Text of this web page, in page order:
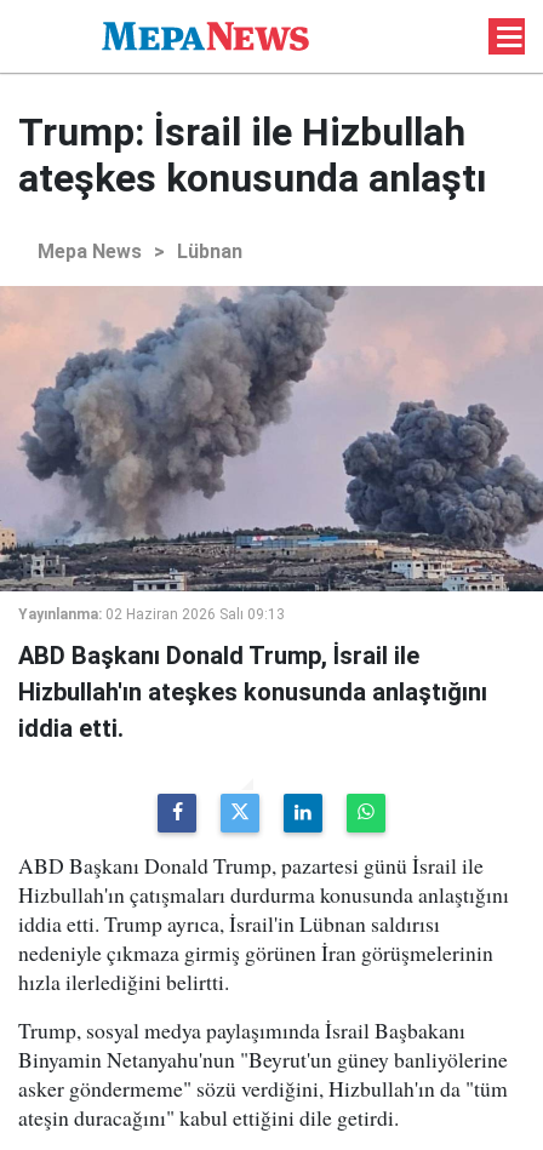
Trump: İsrail ile Hizbullah
ateşkes konusunda anlaştı
Mepa News > Lübnan
Yayınlanma: 02 Haziran 2026 Salı 09:13
ABD Başkanı Donald Trump, İsrail ile
Hizbullah'ın ateşkes konusunda anlaştığını
iddia etti.
ABD Başkanı Donald Trump, pazartesi günü İsrail ile
Hizbullah'ın çatışmaları durdurma konusunda anlaştığını
iddia etti. Trump ayrıca, İsrail'in Lübnan saldırısı
nedeniyle çıkmaza girmiş görünen İran görüşmelerinin
hızla ilerlediğini belirtti.
Trump, sosyal medya paylaşımında İsrail Başbakanı
Binyamin Netanyahu'nun "Beyrut'un güney banliyölerine
asker göndermeme" sözü verdiğini, Hizbullah'ın da "tüm
ateşin duracağını" kabul ettiğini dile getirdi.